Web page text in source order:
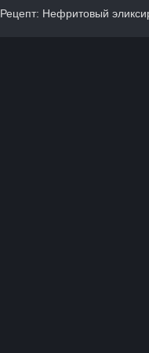
Рецепт: Нефритовый